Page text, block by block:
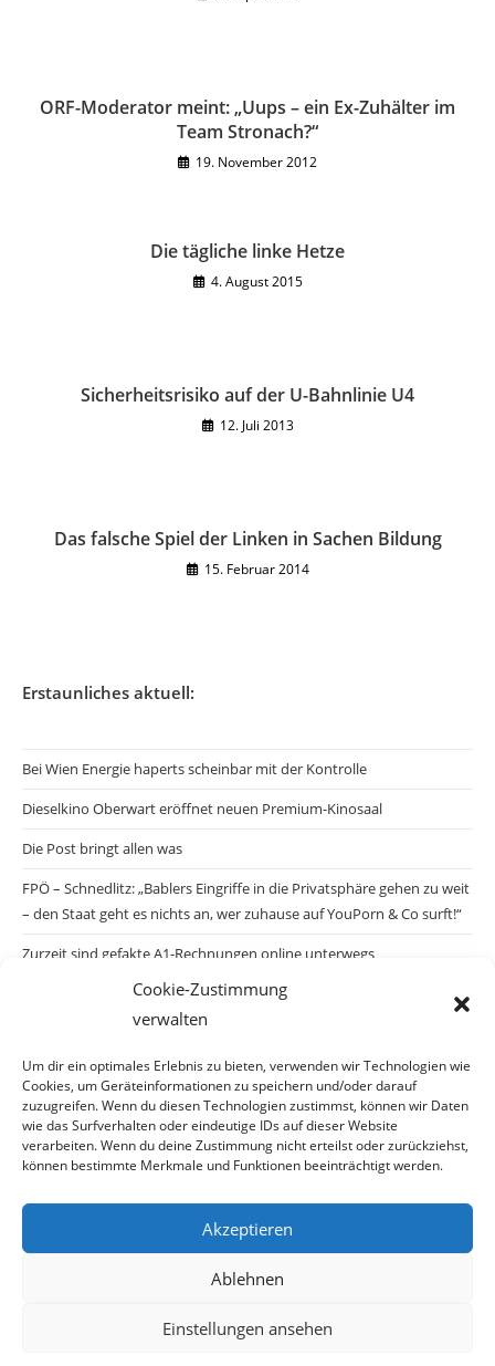
Cookie-Zustimmung
verwalten
Um dir ein optimales Erlebnis zu bieten, verwenden wir Technologien wie
Cookies, um Geräteinformationen zu speichern und/oder darauf
zuzugreifen. Wenn du diesen Technologien zustimmst, können wir Daten
wie das Surfverhalten oder eindeutige IDs auf dieser Website
verarbeiten. Wenn du deine Zustimmung nicht erteilst oder zurückziehst,
können bestimmte Merkmale und Funktionen beeinträchtigt werden.
Akzeptieren
Ablehnen
Einstellungen ansehen
ORF-Moderator meint: „Uups – ein Ex-Zuhälter im
Team Stronach?“
19. November 2012
Die tägliche linke Hetze
4. August 2015
Sicherheitsrisiko auf der U-Bahnlinie U4
12. Juli 2013
Das falsche Spiel der Linken in Sachen Bildung
15. Februar 2014
Erstaunliches aktuell:
Bei Wien Energie haperts scheinbar mit der Kontrolle
Dieselkino Oberwart eröffnet neuen Premium-Kinosaal
Die Post bringt allen was
FPÖ – Schnedlitz: „Bablers Eingriffe in die Privatsphäre gehen zu weit
– den Staat geht es nichts an, wer zuhause auf YouPorn & Co surft!“
Zurzeit sind gefakte A1-Rechnungen online unterwegs
Salzburgs Juden und ihre Sicherheit: „Erst nach einem Anschlag wäre
die Gefahr endlich konkret!“
Biologisches Wunder in Ceuta
Ein vermeintliches Abschiebemärchen
Archiv